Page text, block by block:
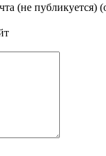
(не публикуется)